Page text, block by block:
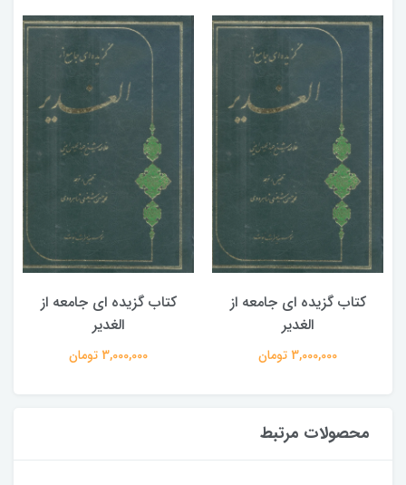
کتاب گزیده ای جامعه از
الغدیر
3,000,000 تومان
کتاب گزیده ای جامعه از
الغدیر
3,000,000 تومان
محصولات مرتبط